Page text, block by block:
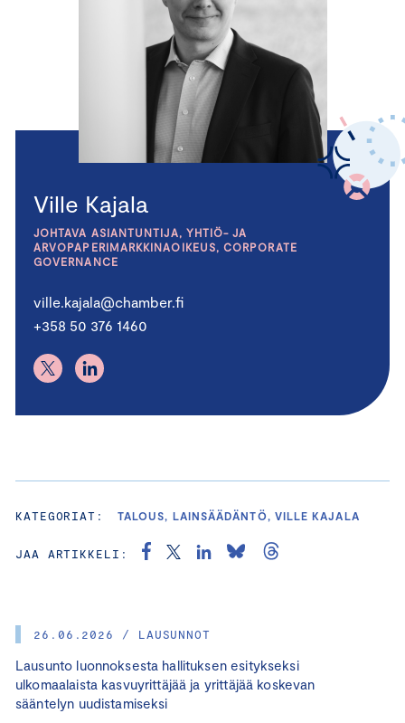
26.06.2026 / LAUSUNNOT
Lausunto luonnoksesta hallituksen esitykseksi
ulkomaalaista kasvuyrittäjää ja yrittäjää koskevan
sääntelyn uudistamiseksi
Ville Kajala
JOHTAVA ASIANTUNTIJA, YHTIÖ- JA
ARVOPAPERIMARKKINAOIKEUS, CORPORATE
GOVERNANCE
ville.kajala@chamber.fi
+358 50 376 1460
KATEGORIAT: TALOUS, LAINSÄÄDÄNTÖ, VILLE KAJALA
JAA ARTIKKELI: